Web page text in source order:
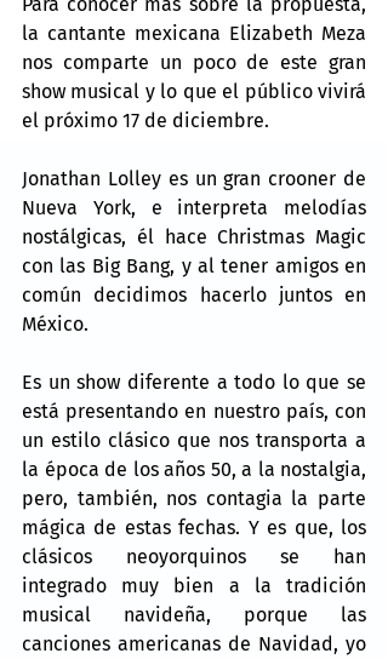
la cantante mexicana Elizabeth Meza
nos comparte un poco de este gran
show musical y lo que el público vivirá
el próximo 17 de diciembre.
Jonathan Lolley es un gran crooner de
Nueva York, e interpreta melodías
nostálgicas, él hace Christmas Magic
con las Big Bang, y al tener amigos en
común decidimos hacerlo juntos en
México.
Es un show diferente a todo lo que se
está presentando en nuestro país, con
un estilo clásico que nos transporta a
la época de los años 50, a la nostalgia,
pero, también, nos contagia la parte
mágica de estas fechas. Y es que, los
clásicos neoyorquinos se han
integrado muy bien a la tradición
musical navideña, porque las
canciones americanas de Navidad, yo